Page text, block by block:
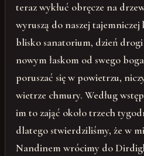
teraz wykłuć obręcze na
wyruszą do naszej
blisko sanatorium, dzień
nowym łaskom od swego
poruszać się w powietrzu,
wietrze chmury. Według
im to zająć około trzech
dlatego stwierdziliśmy, że w
Nandinem wrócimy do